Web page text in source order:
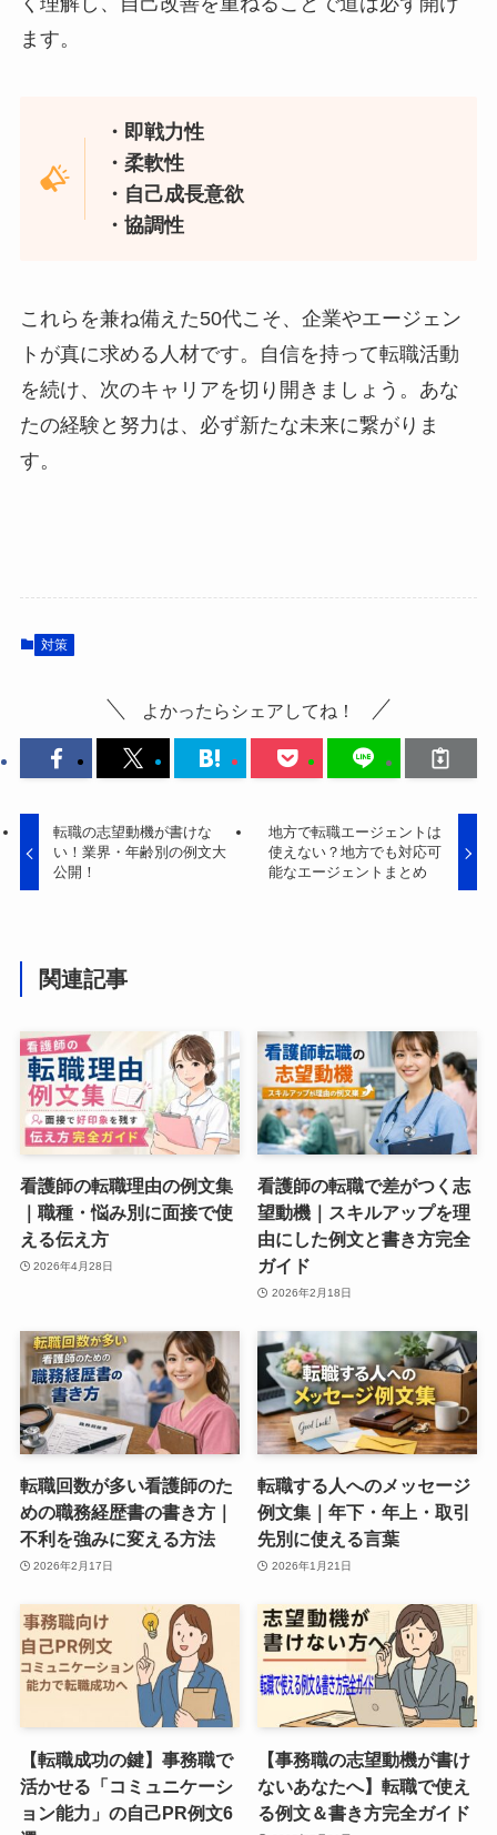
ます。
・即戦力性
・柔軟性
・自己成長意欲
・協調性
これらを兼ね備えた50代こそ、企業やエージェン
トが真に求める人材です。自信を持って転職活動
を続け、次のキャリアを切り開きましょう。あな
たの経験と努力は、必ず新たな未来に繋がりま
す。
対策
よかったらシェアしてね！
転職の志望動機が書けな
い！業界・年齢別の例文大
公開！
地方で転職エージェントは
使えない？地方でも対応可
能なエージェントまとめ
関連記事
看護師の転職理由の例文集
｜職種・悩み別に面接で使
える伝え方
2026年4月28日
看護師の転職で差がつく志
望動機｜スキルアップを理
由にした例文と書き方完全
ガイド
2026年2月18日
転職回数が多い看護師のた
めの職務経歴書の書き方｜
不利を強みに変える方法
2026年2月17日
転職する人へのメッセージ
例文集｜年下・年上・取引
先別に使える言葉
2026年1月21日
【転職成功の鍵】事務職で
活かせる「コミュニケーシ
ョン能力」の自己PR例文6
【事務職の志望動機が書け
ないあなたへ】転職で使え
る例文＆書き方完全ガイド